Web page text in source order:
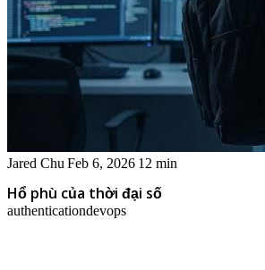
Jared Chu Feb 6, 2026 12 min
Hổ phù của thời đại số
authenticationdevops